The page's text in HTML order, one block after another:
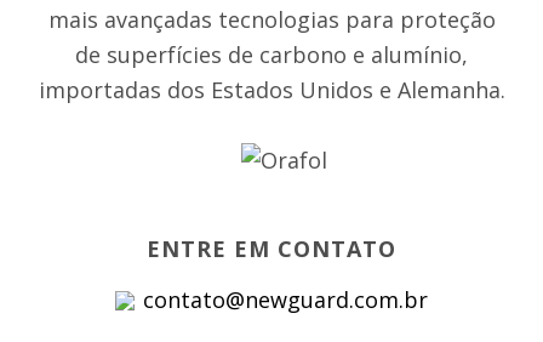
mais avançadas tecnologias para proteção
de superfícies de carbono e alumínio,
importadas dos Estados Unidos e Alemanha.
ENTRE EM CONTATO
contato@newguard.com.br